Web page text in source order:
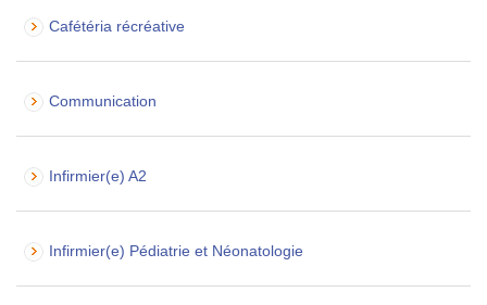
Cafétéria récréative
Communication
Infirmier(e) A2
Infirmier(e) Pédiatrie et Néonatologie